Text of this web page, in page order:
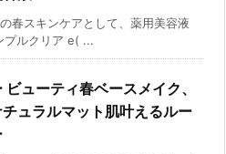
春スキンケアとして、薬用美容液
プルクリア e( ...
ューティ春ベースメイク、
ュラルマット肌叶えるルー